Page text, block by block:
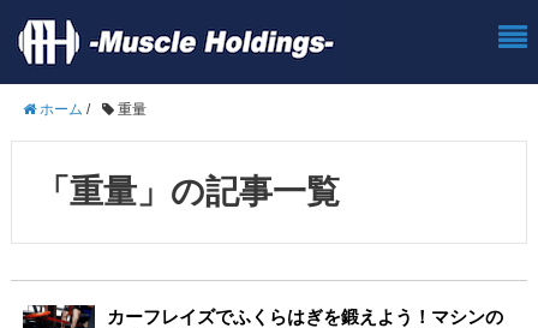
ホーム / 重量
「重量」の記事一覧
カーフレイズでふくらはぎを鍛えよう！マシンの